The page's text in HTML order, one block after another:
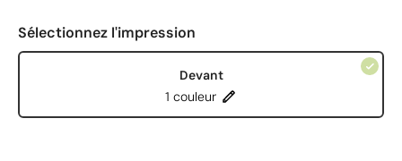
Sélectionnez l'impression
Devant
1 couleur